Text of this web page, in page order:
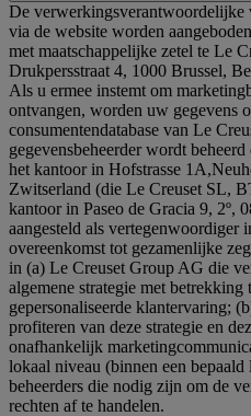
De verwerkingsverantwoordelijke
via de website worden
met maatschappelijke zetel te Le
Drukpersstraat 4, 1000 Brussel,
Als u ermee instemt om
ontvangen, worden uw gegevens
consumentendatabase van Le
gegevensbeheerder wordt
het kantoor in Hofstrasse
Zwitserland (die Le Creuset SL,
kantoor in Paseo de Gracia 9, 2º,
aangesteld als vertegenwoordiger
overeenkomst tot gezamenlijke
in (a) Le Creuset Group AG die
algemene strategie met betrekking
gepersonaliseerde klantervaring;
profiteren van deze strategie en
onafhankelijk
lokaal niveau (binnen een
beheerders die nodig zijn om de
rechten af te handelen.